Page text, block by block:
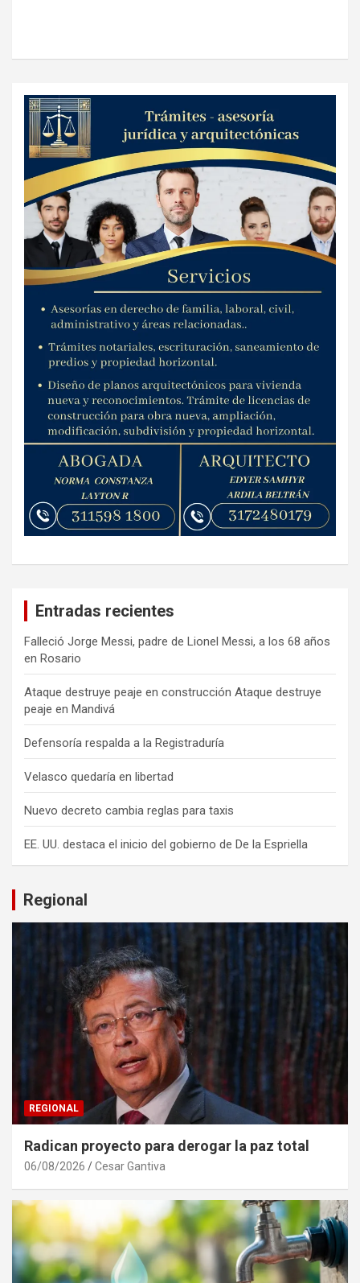
Entradas recientes
Falleció Jorge Messi, padre de Lionel Messi, a los 68 años
en Rosario
Ataque destruye peaje en construcción Ataque destruye
peaje en Mandivá
Defensoría respalda a la Registraduría
Velasco quedaría en libertad
Nuevo decreto cambia reglas para taxis
EE. UU. destaca el inicio del gobierno de De la Espriella
Regional
REGIONAL
Radican proyecto para derogar la paz total
06/08/2026 Cesar Gantiva